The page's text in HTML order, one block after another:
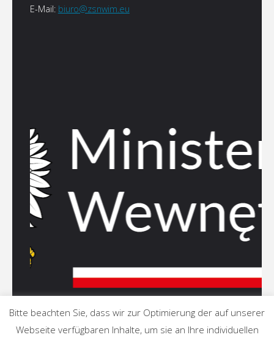
E-Mail: biuro@zsnwim.eu
Bitte beachten Sie, dass wir zur Optimierung der auf unserer
Webseite verfügbaren Inhalte, um sie an Ihre individuellen